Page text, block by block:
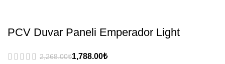
PCV Duvar Paneli Emperador Light
₺
₺